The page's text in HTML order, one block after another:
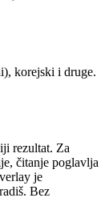
korejski i druge.
rezultat. Za
čitanje poglavlja
je
Bez